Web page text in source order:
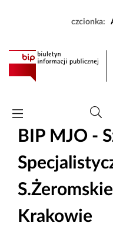
czcionka:
BIP MJO -
Krakowie